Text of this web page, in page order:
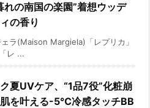
れの南国の楽園”着想ウッデ
の香り
ェラ(Maison Margiela)「レプリカ」
レ ...
夏UVケア、“1品7役”化粧崩
を叶える-5℃冷感タッチBB